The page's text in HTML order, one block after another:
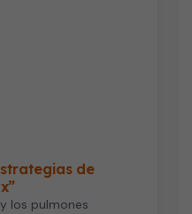
de
los pulmones